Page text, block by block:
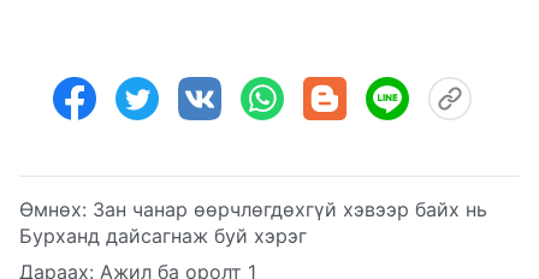
Өмнөх: Зан чанар өөрчлөгдөхгүй хэвээр байх нь
Бурханд дайсагнаж буй хэрэг
Дараах: Ажил ба оролт 1